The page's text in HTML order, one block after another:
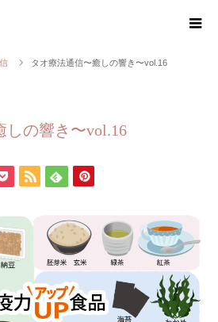
タオ療法通信〜癒しの響き〜vol.16
しの響き〜vol.16